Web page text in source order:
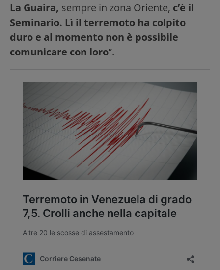
La Guaira, sempre in zona Oriente, c’è il
Seminario. Lì il terremoto ha colpito
duro e al momento non è possibile
comunicare con loro”.